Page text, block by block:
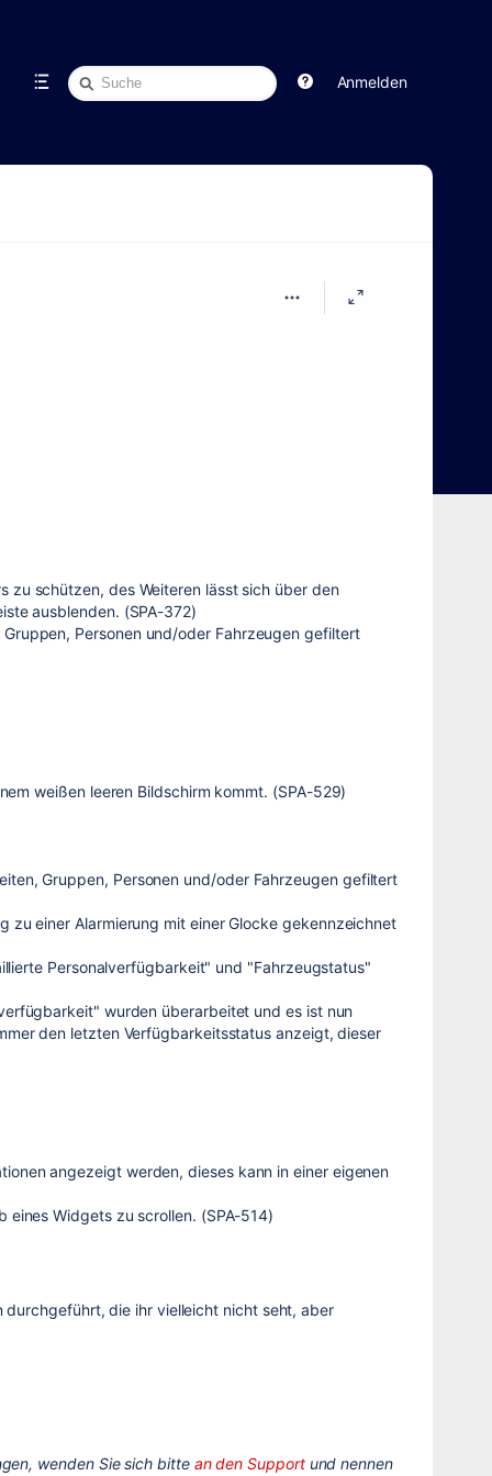
Anmelden
Schnellsuche
zu schützen, des Weiteren lässt sich über den
ausblenden. (SPA-372)
Personen und/oder Fahrzeugen gefiltert
weißen leeren Bildschirm kommt. (SPA-529)
Gruppen, Personen und/oder Fahrzeugen gefiltert
zu einer Alarmierung mit einer Glocke gekennzeichnet
Personalverfügbarkeit" und "Fahrzeugstatus"
wurden überarbeitet und es ist nun
den letzten Verfügbarkeitsstatus anzeigt, dieser
angezeigt werden, dieses kann in einer eigenen
eines Widgets zu scrollen. (SPA-514)
durchgeführt, die ihr vielleicht nicht seht, aber
wenden Sie sich bitte an den Supportund nennen